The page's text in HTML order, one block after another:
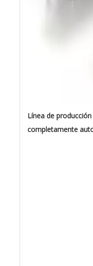
Línea de
completamente